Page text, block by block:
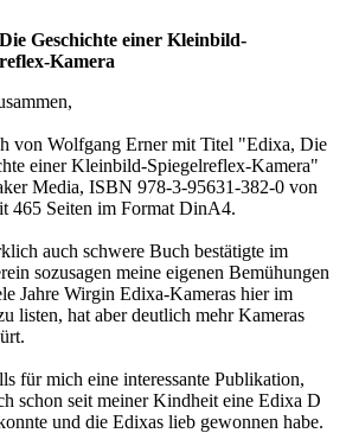
Geschichte einer Kleinbild-
Kamera
von Wolfgang Erner mit Titel "Edixa, Die
einer Kleinbild-Spiegelreflex-Kamera"
Media, ISBN 978-3-95631-382-0 von
465 Seiten im Format DinA4.
auch schwere Buch bestätigte im
sozusagen meine eigenen Bemühungen
Jahre Wirgin Edixa-Kameras hier im
listen, hat aber deutlich mehr Kameras
für mich eine interessante Publikation,
schon seit meiner Kindheit eine Edixa D
und die Edixas lieb gewonnen habe.